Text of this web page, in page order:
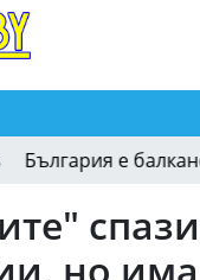
бие в